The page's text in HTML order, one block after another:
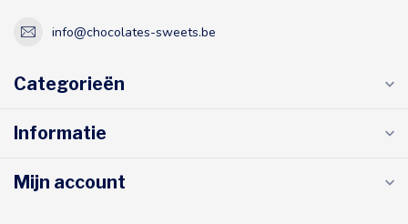
info@chocolates-sweets.be
Categorieën
Informatie
Mijn account